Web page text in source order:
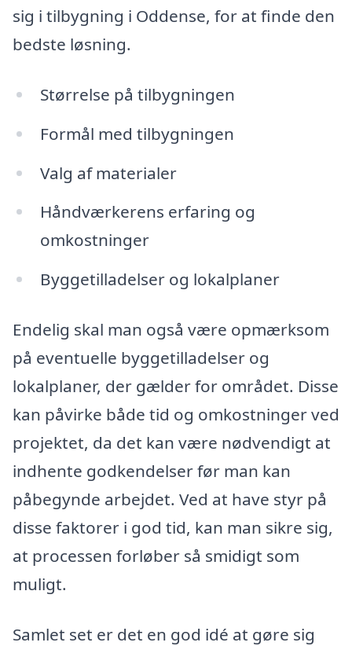
sig i tilbygning i Oddense, for at finde den
bedste løsning.
Størrelse på tilbygningen
Formål med tilbygningen
Valg af materialer
Håndværkerens erfaring og
omkostninger
Byggetilladelser og lokalplaner
Endelig skal man også være opmærksom
på eventuelle byggetilladelser og
lokalplaner, der gælder for området. Disse
kan påvirke både tid og omkostninger ved
projektet, da det kan være nødvendigt at
indhente godkendelser før man kan
påbegynde arbejdet. Ved at have styr på
disse faktorer i god tid, kan man sikre sig,
at processen forløber så smidigt som
muligt.
Samlet set er det en god idé at gøre sig